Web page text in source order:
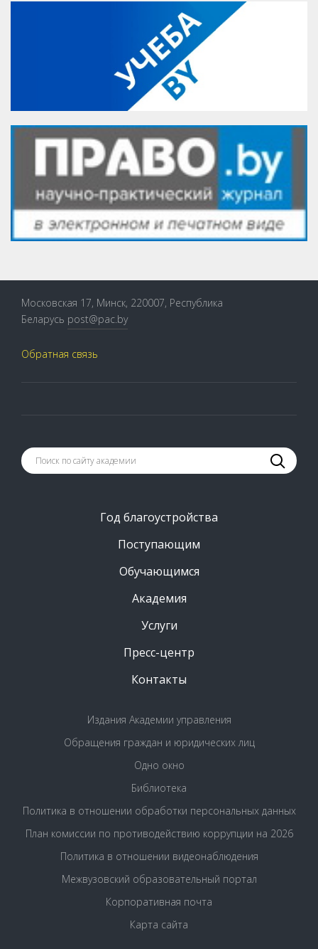
Московская 17, Минск, 220007, Республика
Беларусь post@pac.by
Обратная связь
Год благоустройства
Поступающим
Обучающимся
Академия
Услуги
Пресс-центр
Контакты
Издания Академии управления
Обращения граждан и юридических лиц
Одно окно
Библиотека
Политика в отношении обработки персональных данных
План комиссии по противодействию коррупции на 2026
Политика в отношении видеонаблюдения
Межвузовский образовательный портал
Корпоративная почта
Карта сайта